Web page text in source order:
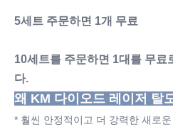
5세트 주문하면 1개 무료
10세트를 주문하면 1대를 무료
다.
왜 KM 다이오드 레이저 탈
* 훨씬 안정적이고 더 강력한 새로